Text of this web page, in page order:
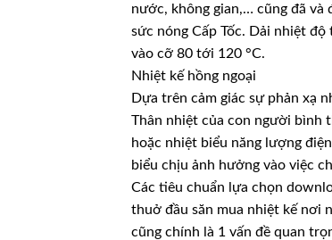
nước, không gian,… cũng đã và
sức nóng Cấp Tốc. Dải nhiệt
vào cỡ 80 tới 120 °C.
Nhiệt kế hồng ngoại
Dựa trên cảm giác sự phản xạ
Thân nhiệt của con người bình
hoặc nhiệt biểu năng lượng
biểu chịu ảnh hưởng vào việc
Các tiêu chuẩn lựa chọn
thuở đầu săn mua nhiệt kế nơi
cũng chính là 1 vấn đề quan